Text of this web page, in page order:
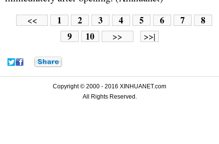
<< 1 2 3 4 5 6 7
8
9
10 >> >>|
Copyright © 2000 - 2016 XINHUANET.com
All Rights Reserved.